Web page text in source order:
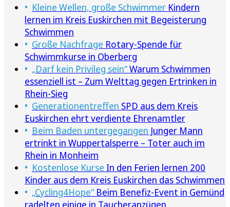
Kleine Wellen, große Schwimmer Kindern
lernen im Kreis Euskirchen mit Begeisterung
Schwimmen
Große Nachfrage Rotary-Spende für
Schwimmkurse in Oberberg
„Darf kein Privileg sein“Warum Schwimmen
essenziell ist – Zum Welttag gegen Ertrinken in
Rhein-Sieg
Generationentreffen SPD aus dem Kreis
Euskirchen ehrt verdiente Ehrenamtler
Beim Baden untergegangen Junger Mann
ertrinkt in Wuppertalsperre – Toter auch im
Rhein in Monheim
Kostenlose Kurse In den Ferien lernen 200
Kinder aus dem Kreis Euskirchen das Schwimmen
„Cycling4Hope“ Beim Benefiz-Event in Gemünd
radelten einige in Taucheranzügen